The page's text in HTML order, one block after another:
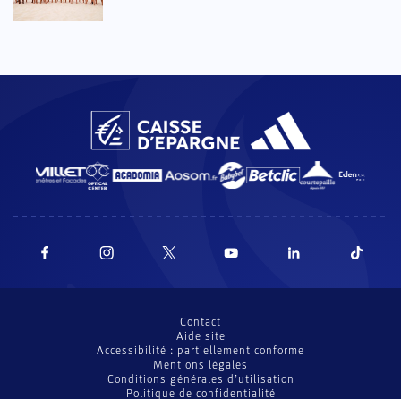
Contact
Aide site
Accessibilité : partiellement conforme
Mentions légales
Conditions générales d’utilisation
Politique de confidentialité